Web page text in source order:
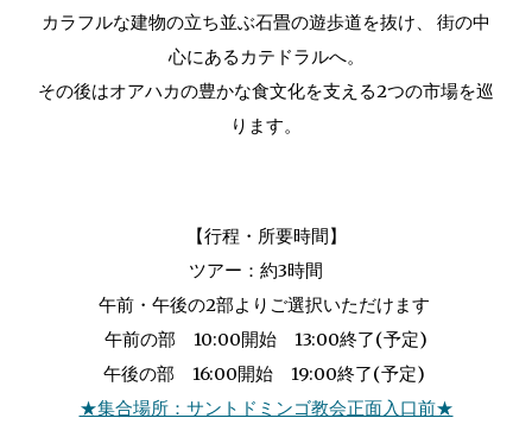
カラフルな建物の立ち並ぶ石畳の遊歩道を抜け、 街の中
心にあるカテドラルへ。
その後はオアハカの豊かな食文化を支える2つの市場を巡
ります。
【行程・所要時間】
ツアー：約3時間
午前・午後の2部よりご選択いただけます
午前の部 10:00開始 13:00終了(予定)
午後の部 16:00開始 19:00終了(予定)
★集合場所：サントドミンゴ教会正面入口前★